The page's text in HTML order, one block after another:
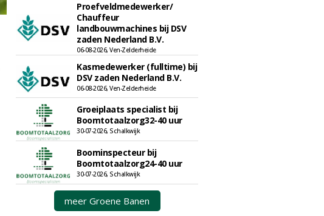
Proefveldmedewerker/
Chauffeur
landbouwmachines bij DSV
zaden Nederland B.V.
06-08-2026, Ven-Zelderheide
Kasmedewerker (fulltime) bij
DSV zaden Nederland B.V.
06-08-2026, Ven-Zelderheide
Groeiplaats specialist bij
Boomtotaalzorg32-40 uur
30-07-2026, Schalkwijk
Boominspecteur bij
Boomtotaalzorg24-40 uur
30-07-2026, Schalkwijk
meer Groene Banen